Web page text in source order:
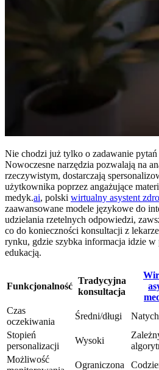
Nie chodzi już tylko o zadawanie
Nowoczesne narzędzia pozwalają na
rzeczywistym, dostarczają
użytkownika poprzez angażujące
medyk.ai, polski wirtualny asystent
zaawansowane modele językowe do
udzielania rzetelnych odpowiedzi,
co do konieczności konsultacji z
rynku, gdzie szybka informacja idzie w
edukacją.
Funkcjonalność
Tradycyjna
konsultacja
Czas
oczekiwania
Średni/długi
Stopień
personalizacji
Wysoki
Możliwość
Ograniczona